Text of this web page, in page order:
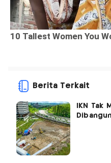
Berita Terkait
IKN Tak